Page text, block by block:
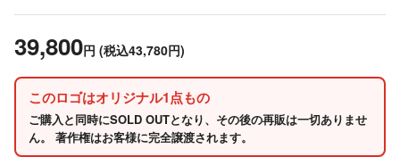
39,800円 (税込43,780円)
このロゴはオリジナル1点もの
ご購入と同時にSOLD OUTとなり、その後の再販は一切ありませ
ん。 著作権はお客様に完全譲渡されます。